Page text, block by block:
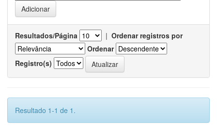
Resultados/Página | Ordenar registros por
Ordenar
Registro(s)
Resultado 1-1 de 1.